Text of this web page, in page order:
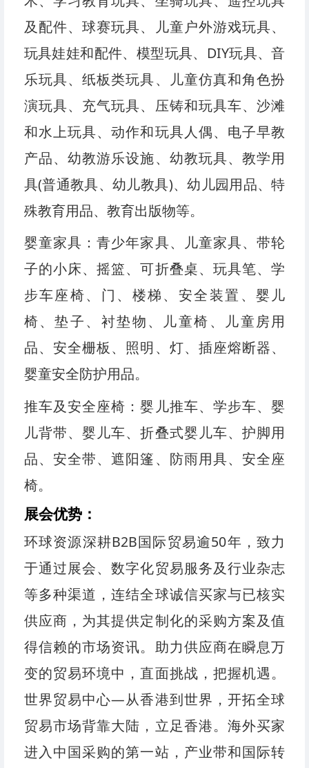
及配件、球赛玩具、儿童户外游戏玩具、
玩具娃娃和配件、模型玩具、DIY玩具、音
乐玩具、纸板类玩具、儿童仿真和角色扮
演玩具、充气玩具、压铸和玩具车、沙滩
和水上玩具、动作和玩具人偶、电子早教
产品、幼教游乐设施、幼教玩具、教学用
具(普通教具、幼儿教具)、幼儿园用品、特
殊教育用品、教育出版物等。
婴童家具：青少年家具、儿童家具、带轮
子的小床、摇篮、可折叠桌、玩具笔、学
步车座椅、门、楼梯、安全装置、婴儿
椅、垫子、衬垫物、儿童椅、儿童房用
品、安全栅板、照明、灯、插座熔断器、
婴童安全防护用品。
推车及安全座椅：婴儿推车、学步车、婴
儿背带、婴儿车、折叠式婴儿车、护脚用
品、安全带、遮阳篷、防雨用具、安全座
椅。
展会优势：
环球资源深耕B2B国际贸易逾50年，致力
于通过展会、数字化贸易服务及行业杂志
等多种渠道，连结全球诚信买家与已核实
供应商，为其提供定制化的采购方案及值
得信赖的市场资讯。助力供应商在瞬息万
变的贸易环境中，直面挑战，把握机遇。
世界贸易中心—从香港到世界，开拓全球
贸易市场背靠大陆，立足香港。海外买家
进入中国采购的第一站，产业带和国际转